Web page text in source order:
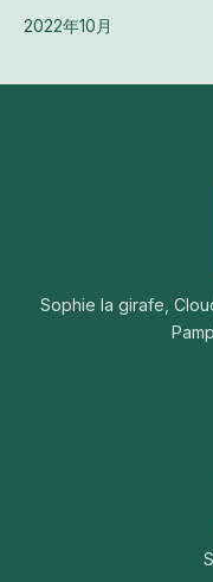
2022年10月
Sophie la girafe,